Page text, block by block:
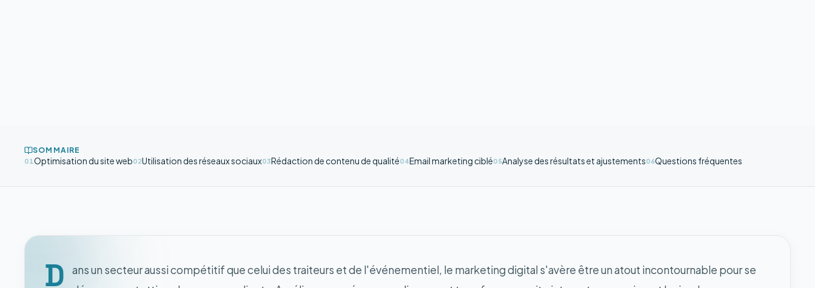
SOMMAIRE
01Optimisation du site web02Utilisation des réseaux sociaux03Rédaction de contenu de qualité04Email marketing ciblé05Analyse des résultats et ajustements06Questions fréquentes
D
ans un secteur aussi compétitif que celui des traiteurs et de l'événementiel, le marketing digital s'avère être un atout incontournable pour se